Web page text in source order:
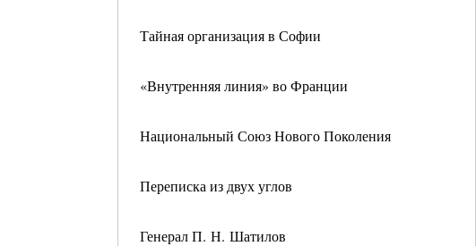
Тайная организация в Софии
«Внутренняя линия» во Франции
Национальный Союз Нового Поколения
Переписка из двух углов
Генерал П. Н. Шатилов